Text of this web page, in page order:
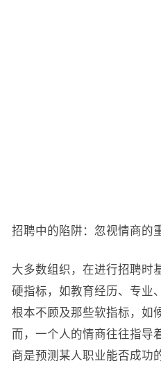
招聘中的陷阱：忽视情商的
大多数组织，在进行招聘时
硬指标，如教育经历、专业
根本不顾及那些软指标，如
而，一个人的情商往往指导
商是预测某人职业能否成功